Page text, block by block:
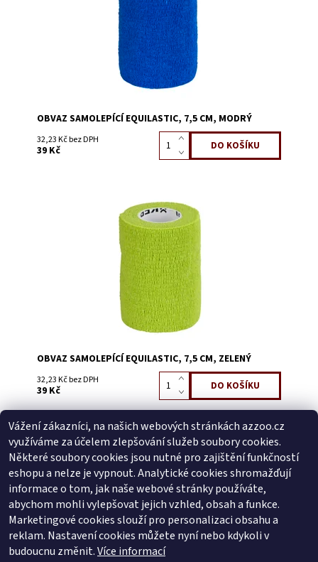
OBVAZ SAMOLEPÍCÍ EQUILASTIC, 7,5 CM, MODRÝ
32,23 Kč bez DPH
39 Kč
Skladem 82
3130V
OBVAZ SAMOLEPÍCÍ EQUILASTIC, 7,5 CM, ZELENÝ
32,23 Kč bez DPH
39 Kč
Buďte první, kdo napíše příspěvek k této položce.
Přidat komentář
Buďte první, kdo napíše příspěvek k této položce.
Přidat hodnocení
Zboží.cz | Heureka.cz
Vážení zákazníci, na našich webových stránkách azzoo.cz
využíváme za účelem zlepšování služeb soubory cookies.
Některé soubory cookies jsou nutné pro zajištění funkčností
eshopu a nelze je vypnout. Analytické cookies shromažďují
informace o tom, jak naše webové stránky používáte,
abychom mohli vylepšovat jejich vzhled, obsah a funkce.
Marketingové cookies slouží pro personalizaci obsahu a
reklam. Nastavení cookies můžete nyní nebo kdykoli v
budoucnu změnit.Více informací